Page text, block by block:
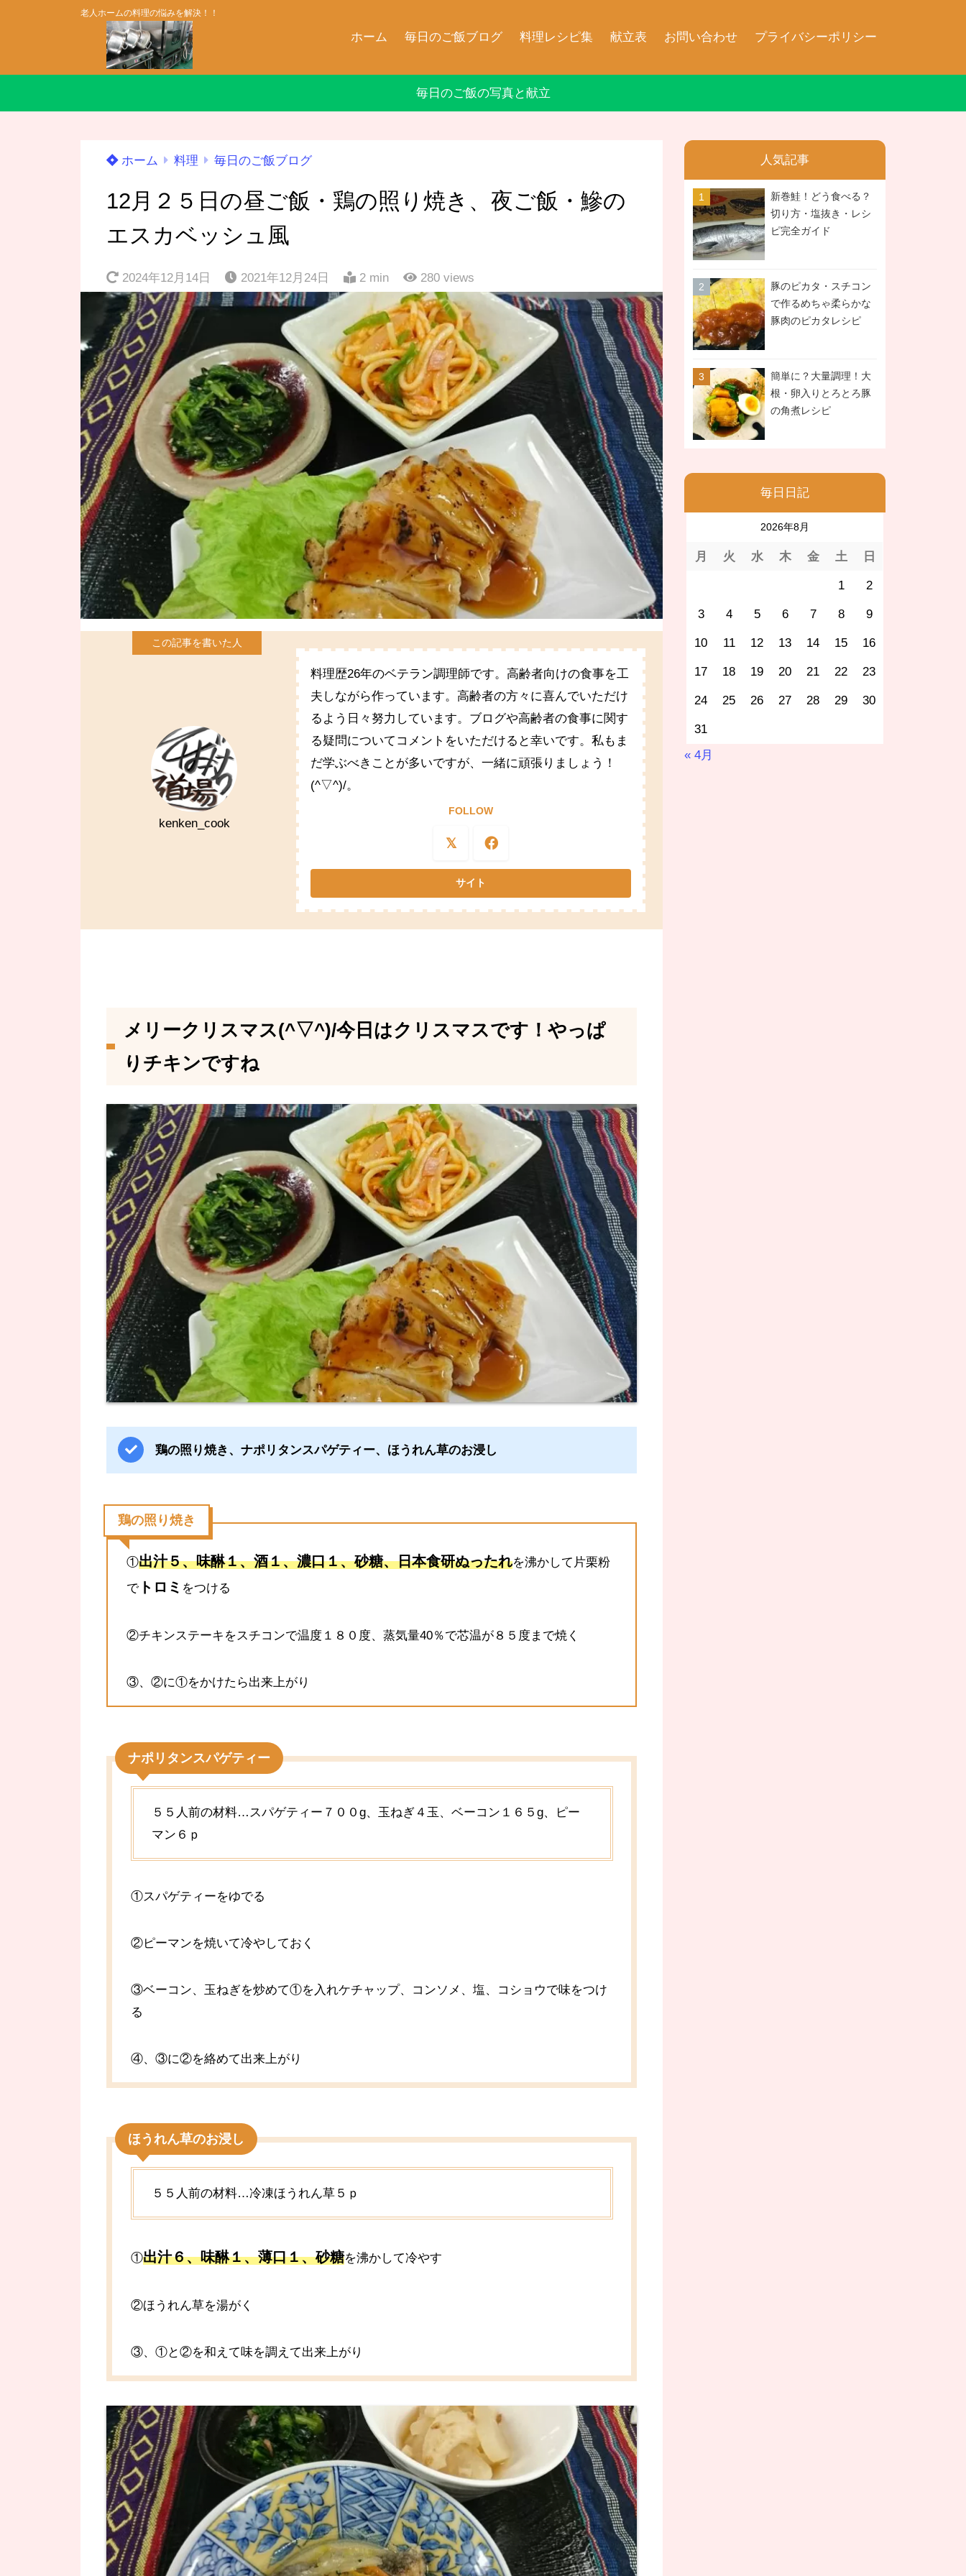
老人ホームの料理の悩みを解決！！
ホーム 毎日のご飯ブログ 料理レシピ集 献立表 お問い合わせ プライバシーポリシー
毎日のご飯の写真と献立
ホーム 料理 毎日のご飯ブログ
12月２５日の昼ご飯・鶏の照り焼き、夜ご飯・鰺の
エスカベッシュ風
2024年12月14日 2021年12月24日 2 min 280 views
kenken_cook
料理歴26年のベテラン調理師です。高齢者向けの食事を工
夫しながら作っています。高齢者の方々に喜んでいただけ
るよう日々努力しています。ブログや高齢者の食事に関す
る疑問についてコメントをいただけると幸いです。私もま
だ学ぶべきことが多いですが、一緒に頑張りましょう！
(^▽^)/。
FOLLOW
メリークリスマス(^▽^)/今日はクリスマスです！やっぱ
りチキンですね
鶏の照り焼き、ナポリタンスパゲティー、ほうれん草のお浸し
鶏の照り焼き
①出汁５、味醂１、酒１、濃口１、砂糖、日本食研ぬったれを沸かして片栗粉
でトロミ をつける
②チキンステーキをスチコンで温度１８０度、蒸気量40％で芯温が８５度まで焼く
③、②に①をかけたら出来上がり
ナポリタンスパゲティー
５５人前の材料…スパゲティー７００g、玉ねぎ４玉、ベーコン１６５g、ピー
マン６ｐ
①スパゲティーをゆでる
②ピーマンを焼いて冷やしておく
③ベーコン、玉ねぎを炒めて①を入れケチャップ、コンソメ、塩、コショウで味をつけ
る
④、③に②を絡めて出来上がり
ほうれん草のお浸し
５５人前の材料…冷凍ほうれん草５ｐ
①出汁６、味醂１、薄口１、砂糖を沸かして冷やす
②ほうれん草を湯がく
③、①と②を和えて味を調えて出来上がり
人気記事
新巻鮭！どう食べる？
切り方・塩抜き・レシ
ピ完全ガイド
豚のピカタ・スチコン
で作るめちゃ柔らかな
豚肉のピカタレシピ
簡単に？大量調理！大
根・卵入りとろとろ豚
の角煮レシピ
毎日日記
2026年8月
月 火 水 木 金 土 日
1 2
3 4 5 6 7 8 9
10 11 12 13 14 15 16
17 18 19 20 21 22 23
24 25 26 27 28 29 30
31
« 4月